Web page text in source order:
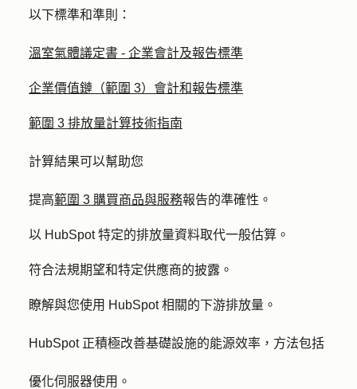
以下標準和準則：
溫室氣體議定書 - 企業會計及報告標準
企業價值鏈（範圍 3）會計和報告標準
範圍 3 排放量計算技術指南
計算結果可以幫助您
提高範圍 3 購買商品與服務報告的準確性。
以 HubSpot 特定的排放量資料取代一般估算。
符合法規期望和特定供應商的披露。
瞭解與您使用 HubSpot 相關的下游排放量。
HubSpot 正積極改善基礎設施的能源效率，方法包括
優化伺服器使用。